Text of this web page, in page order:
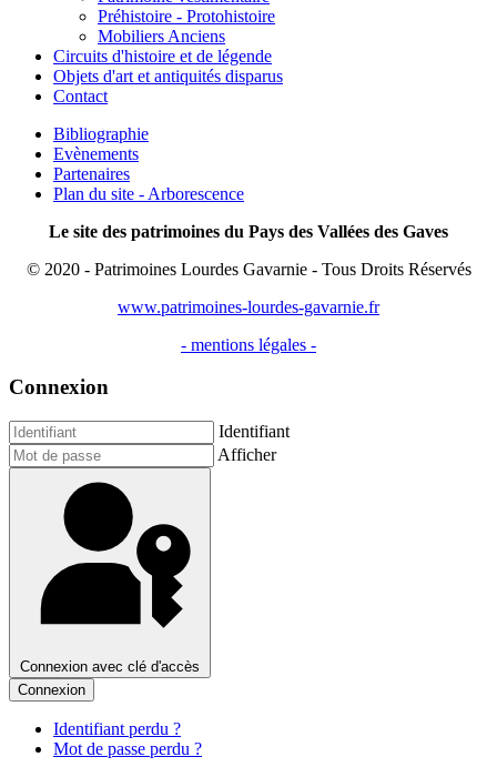
Préhistoire - Protohistoire
Mobiliers Anciens
Circuits d'histoire et de légende
Objets d'art et antiquités disparus
Contact
Bibliographie
Evènements
Partenaires
Plan du site - Arborescence
Le site des patrimoines du Pays des Vallées des Gaves
© 2020 - Patrimoines Lourdes Gavarnie - Tous Droits Réservés
www.patrimoines-lourdes-gavarnie.fr
- mentions légales -
Connexion
Identifiant
Afficher
Connexion avec clé d'accès
Connexion
Identifiant perdu ?
Mot de passe perdu ?